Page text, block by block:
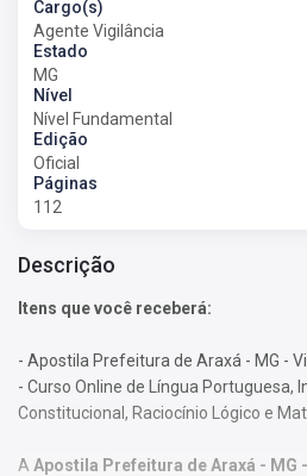
Cargo(s)
Agente Vigilância
Estado
MG
Nível
Nível Fundamental
Edição
Oficial
Páginas
112
Descrição
Itens que você receberá:
- Apostila Prefeitura de Araxá - MG -
- Curso Online de Língua Portuguesa,
Constitucional, Raciocínio Lógico e
A Apostila Prefeitura de Araxá - MG